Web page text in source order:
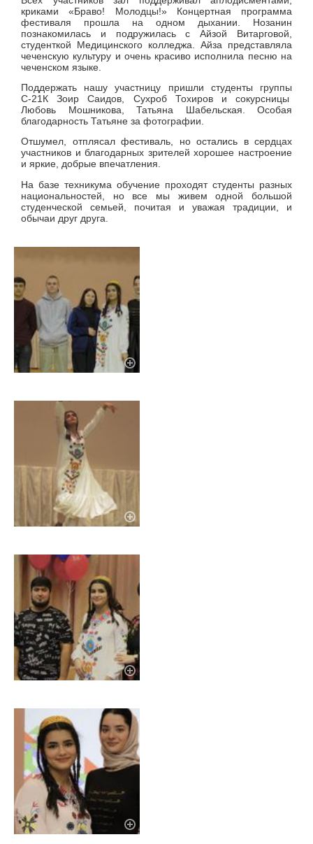
криками «Браво! Молодцы!» Концертная программа
фестиваля прошла на одном дыхании. Нозанин
познакомилась и подружилась с Айзой Витарговой,
студенткой Медицинского колледжа. Айза представляла
чеченскую культуру и очень красиво исполнила песню на
чеченском языке.
Поддержать нашу участницу пришли студенты группы
С-21КЗоир Саидов, Сухроб Тохиров и сокурсницы
Любовь Мошникова, Татьяна Шабельская. Особая
благодарность Татьяне за фотографии.
Отшумел, отплясал фестиваль, но остались в сердцах
участников и благодарных зрителей хорошее настроение
и яркие, добрые впечатления.
На базе техникума обучение проходят студенты разных
национальностей, но все мы живем одной большой
студенческой семьей, почитая и уважая традиции, и
обычаи друг друга.